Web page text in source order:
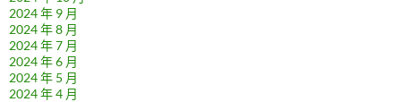
2024 年 9 月
2024 年 8 月
2024 年 7 月
2024 年 6 月
2024 年 5 月
2024 年 4 月